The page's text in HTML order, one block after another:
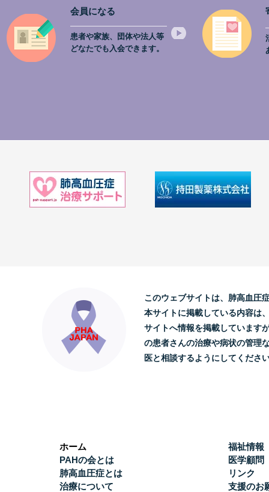
会員になる
患者や家族、団体や法人等
どなたでも入会できます。
このウェブサイトは、肺高血圧
本サイトに掲載している内容は
サイトへ情報を掲載しています
の患者さんの治療や病状の管理
医と相談するようにしてくださ
ホーム
PAHの会とは
肺高血圧症とは
治療について
福祉情報
医学顧問
リンク
支援のお